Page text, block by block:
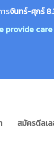
รจันทร์-ศุกร์
provide
สมัครดีลเ